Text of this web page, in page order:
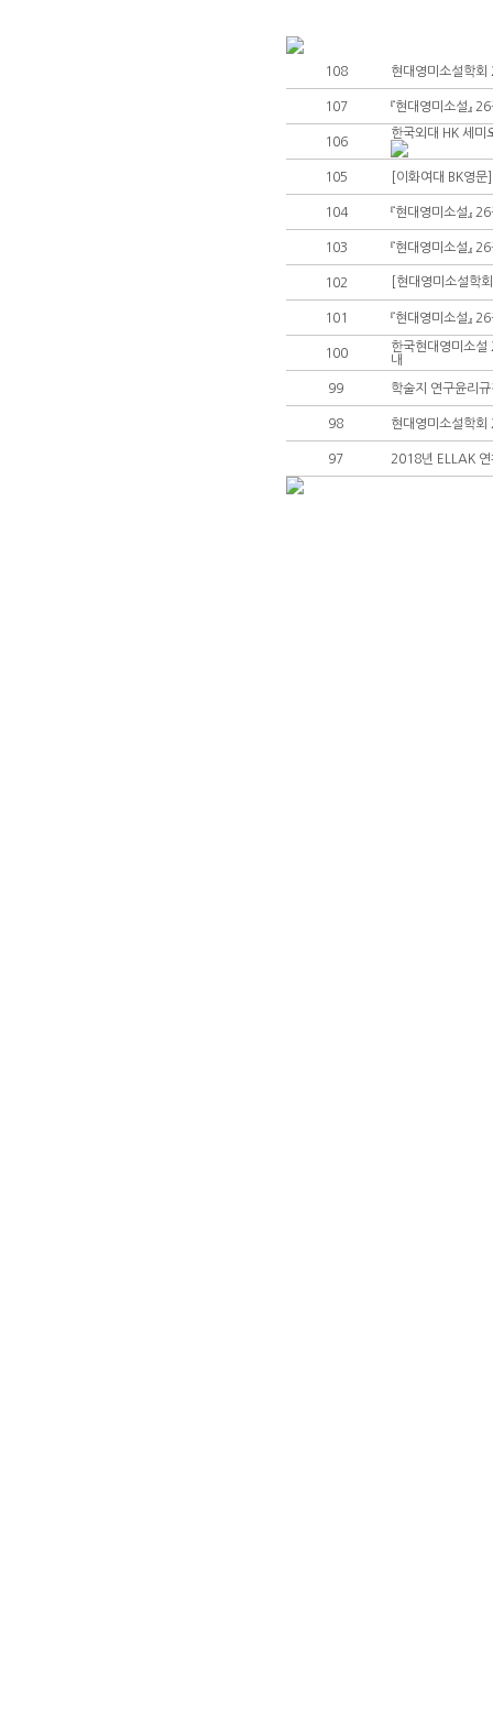
108 현대영미소설학
107 『현대영미소설』
106
한국외대 HK 세
105 [이화여대 BK영
104 『현대영미소설』
103 『현대영미소설』
102 [현대영미소설학
101 『현대영미소설』
100
한국현대영미소
내
99 학술지 연구윤리
98 현대영미소설학
97 2018년 ELLAK 연